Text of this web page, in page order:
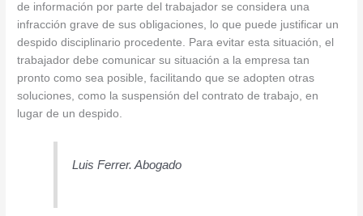
de información por parte del trabajador se considera una
infracción grave de sus obligaciones, lo que puede justificar un
despido disciplinario procedente. Para evitar esta situación, el
trabajador debe comunicar su situación a la empresa tan
pronto como sea posible, facilitando que se adopten otras
soluciones, como la suspensión del contrato de trabajo, en
lugar de un despido.
Luis Ferrer. Abogado